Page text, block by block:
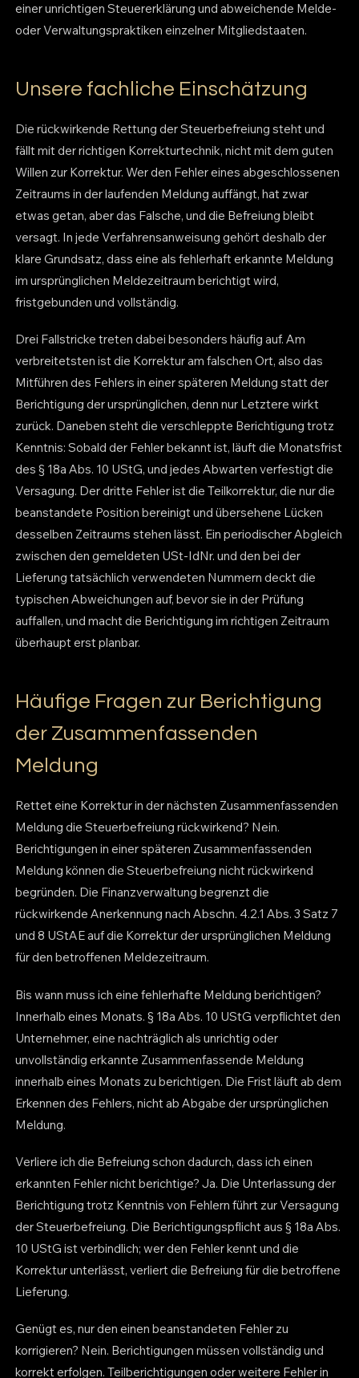
einer unrichtigen Steuererklärung und abweichende Melde-
oder Verwaltungspraktiken einzelner Mitgliedstaaten.
Unsere fachliche Einschätzung
Die rückwirkende Rettung der Steuerbefreiung steht und
fällt mit der richtigen Korrekturtechnik, nicht mit dem guten
Willen zur Korrektur. Wer den Fehler eines abgeschlossenen
Zeitraums in der laufenden Meldung auffängt, hat zwar
etwas getan, aber das Falsche, und die Befreiung bleibt
versagt. In jede Verfahrensanweisung gehört deshalb der
klare Grundsatz, dass eine als fehlerhaft erkannte Meldung
im ursprünglichen Meldezeitraum berichtigt wird,
fristgebunden und vollständig.
Drei Fallstricke treten dabei besonders häufig auf. Am
verbreitetsten ist die Korrektur am falschen Ort, also das
Mitführen des Fehlers in einer späteren Meldung statt der
Berichtigung der ursprünglichen, denn nur Letztere wirkt
zurück. Daneben steht die verschleppte Berichtigung trotz
Kenntnis: Sobald der Fehler bekannt ist, läuft die Monatsfrist
des § 18a Abs. 10 UStG, und jedes Abwarten verfestigt die
Versagung. Der dritte Fehler ist die Teilkorrektur, die nur die
beanstandete Position bereinigt und übersehene Lücken
desselben Zeitraums stehen lässt. Ein periodischer Abgleich
zwischen den gemeldeten USt-IdNr. und den bei der
Lieferung tatsächlich verwendeten Nummern deckt die
typischen Abweichungen auf, bevor sie in der Prüfung
auffallen, und macht die Berichtigung im richtigen Zeitraum
überhaupt erst planbar.
Häufige Fragen zur Berichtigung
der Zusammenfassenden
Meldung
Rettet eine Korrektur in der nächsten Zusammenfassenden
Meldung die Steuerbefreiung rückwirkend? Nein.
Berichtigungen in einer späteren Zusammenfassenden
Meldung können die Steuerbefreiung nicht rückwirkend
begründen. Die Finanzverwaltung begrenzt die
rückwirkende Anerkennung nach Abschn. 4.2.1 Abs. 3 Satz 7
und 8 UStAE auf die Korrektur der ursprünglichen Meldung
für den betroffenen Meldezeitraum.
Bis wann muss ich eine fehlerhafte Meldung berichtigen?
Innerhalb eines Monats. § 18a Abs. 10 UStG verpflichtet den
Unternehmer, eine nachträglich als unrichtig oder
unvollständig erkannte Zusammenfassende Meldung
innerhalb eines Monats zu berichtigen. Die Frist läuft ab dem
Erkennen des Fehlers, nicht ab Abgabe der ursprünglichen
Meldung.
Verliere ich die Befreiung schon dadurch, dass ich einen
erkannten Fehler nicht berichtige? Ja. Die Unterlassung der
Berichtigung trotz Kenntnis von Fehlern führt zur Versagung
der Steuerbefreiung. Die Berichtigungspflicht aus § 18a Abs.
10 UStG ist verbindlich; wer den Fehler kennt und die
Korrektur unterlässt, verliert die Befreiung für die betroffene
Lieferung.
Genügt es, nur den einen beanstandeten Fehler zu
korrigieren? Nein. Berichtigungen müssen vollständig und
korrekt erfolgen. Teilberichtigungen oder weitere Fehler in